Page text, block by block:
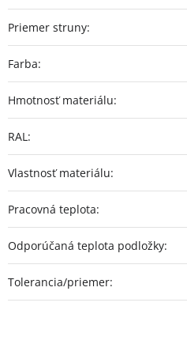
Priemer struny:
Farba:
Hmotnosť materiálu:
RAL:
Vlastnosť materiálu:
Pracovná teplota:
Odporúčaná teplota podložky:
Tolerancia/priemer: